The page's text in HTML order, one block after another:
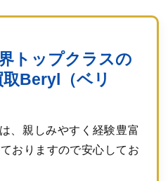
トップクラスの
Beryl（ベリ
、親しみやすく経験豊富
おりますので安心してお